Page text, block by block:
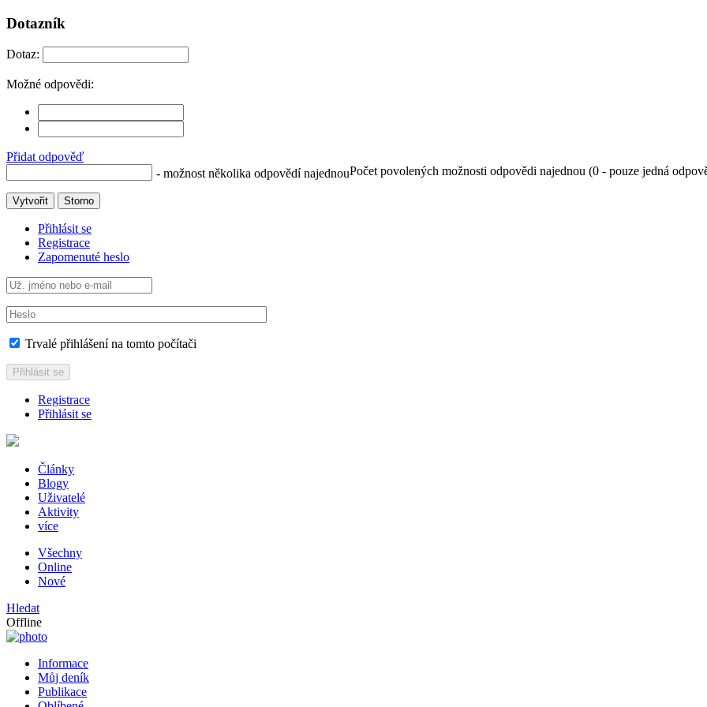
Dotazník
Dotaz:
Možné odpovědi:
Přidat odpověď
- možnost několika odpovědí najednouPočet povolených možnosti odpovědi najednou (0 - pouze jedná
Vytvořit Storno
Přihlásit se
Registrace
Zapomenuté heslo
Trvalé přihlášení na tomto počítači
Přihlásit se
Registrace
Přihlásit se
Články
Blogy
Uživatelé
Aktivity
více
Všechny
Online
Nové
Hledat
Offline
Informace
Můj deník
Publikace